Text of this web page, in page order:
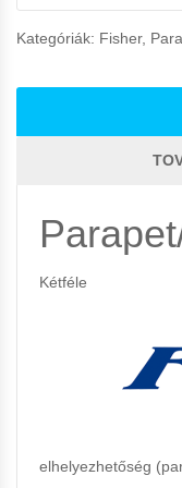
Kategóriák: Fisher,
Kétféle
elhelyezhetőség